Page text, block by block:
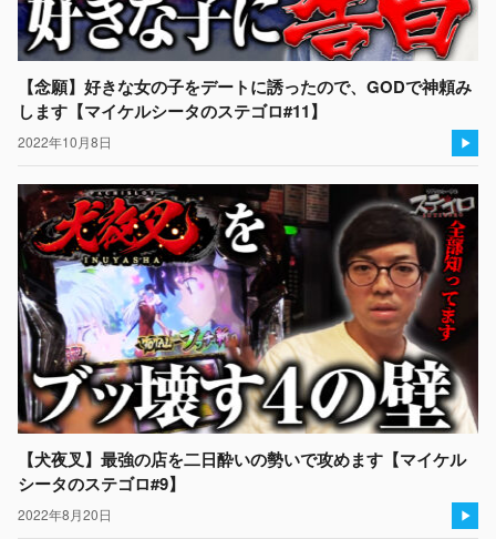
【念願】好きな女の子をデートに誘ったので、GODで神頼み
します【マイケルシータのステゴロ#11】
2022年10月8日
【犬夜叉】最強の店を二日酔いの勢いで攻めます【マイケル
シータのステゴロ#9】
2022年8月20日